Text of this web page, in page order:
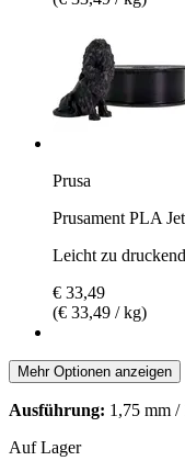
Prusa
Prusament PLA
Leicht zu
€ 33,49
(€ 33,49 / kg)
Mehr Optionen anzeigen
Ausführung: 1,75 mm /
Auf Lager